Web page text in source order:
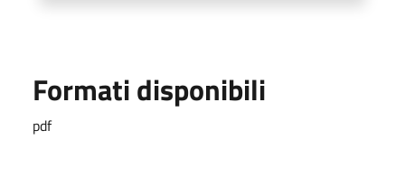
Formati disponibili
pdf